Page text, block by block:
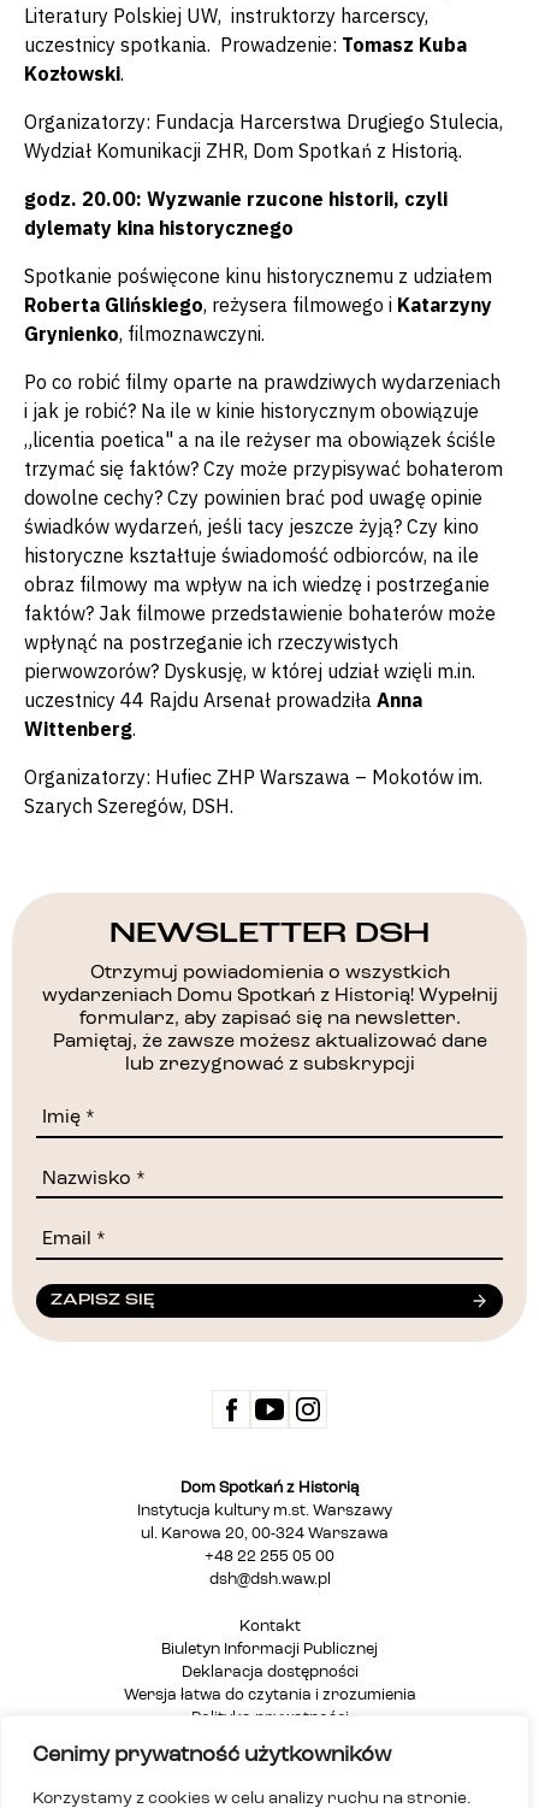
Cenimy prywatność użytkowników
Korzystamy z cookies w celu analizy ruchu na stronie.
Literatury Polskiej UW, instruktorzy harcerscy,
uczestnicy spotkania. Prowadzenie: Tomasz Kuba
Kozłowski.
Organizatorzy: Fundacja Harcerstwa Drugiego Stulecia,
Wydział Komunikacji ZHR, Dom Spotkań z Historią.
godz. 20.00: Wyzwanie rzucone historii, czyli
dylematy kina historycznego
Spotkanie poświęcone kinu historycznemu z udziałem
Roberta Glińskiego, reżysera filmowego i Katarzyny
Grynienko, filmoznawczyni.
Po co robić filmy oparte na prawdziwych wydarzeniach
i jak je robić? Na ile w kinie historycznym obowiązuje
„licentia poetica" a na ile reżyser ma obowiązek ściśle
trzymać się faktów? Czy może przypisywać bohaterom
dowolne cechy? Czy powinien brać pod uwagę opinie
świadków wydarzeń, jeśli tacy jeszcze żyją? Czy kino
historyczne kształtuje świadomość odbiorców, na ile
obraz filmowy ma wpływ na ich wiedzę i postrzeganie
faktów? Jak filmowe przedstawienie bohaterów może
wpłynąć na postrzeganie ich rzeczywistych
pierwowzorów? Dyskusję, w której udział wzięli m.in.
uczestnicy 44 Rajdu Arsenał prowadziła Anna
Wittenberg.
Organizatorzy: Hufiec ZHP Warszawa – Mokotów im.
Szarych Szeregów, DSH.
NEWSLETTER DSH
Otrzymuj powiadomienia o wszystkich
wydarzeniach Domu Spotkań z Historią! Wypełnij
formularz, aby zapisać się na newsletter.
Pamiętaj, że zawsze możesz aktualizować dane
lub zrezygnować z subskrypcji
ZAPISZ SIĘ
Dom Spotkań z Historią
Instytucja kultury m.st. Warszawy
ul. Karowa 20, 00-324 Warszawa
+48 22 255 05 00
dsh@dsh.waw.pl
Kontakt
Biuletyn Informacji Publicznej
Deklaracja dostępności
Wersja łatwa do czytania i zrozumienia
Polityka prywatności
Mapa strony